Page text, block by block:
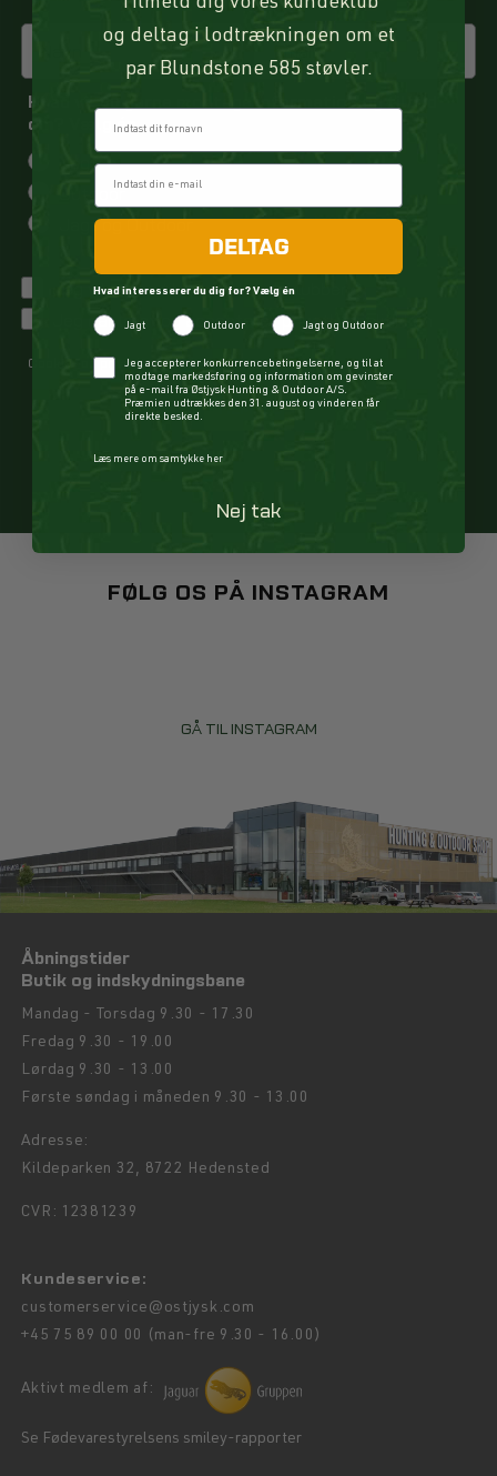
Hvad vil du gerne modtage information og tilbud
om? Vælg én
Jagt
Outdoor
Jagt og Outdoor
Jeg vil gerne tilmeldes kundeklubben
Jeg har læst og accepteret privatlivspolitikken
Cookie- og privatlivspolitik
TILMELD
FØLG OS PÅ INSTAGRAM
GÅ TIL INSTAGRAM
Åbningstider
Butik og indskydningsbane
Mandag - Torsdag 9.30 - 17.30
Fredag 9.30 - 19.00
Lørdag 9.30 - 13.00
Første søndag i måneden 9.30 - 13.00
Adresse:
Kildeparken 32, 8722 Hedensted
CVR: 12381239
Kundeservice:
customerservice@ostjysk.com
+45 75 89 00 00 (man-fre 9.30 - 16.00)
Aktivt medlem af:
Se Fødevarestyrelsens smiley-rapporter
og deltag i lodtrækningen om et
par Blundstone 585 støvler.
Fornavn
DELTAG
Hvad interesserer du dig for? Vælg én
Jagt Outdoor Jagt og Outdoor
CheckboxJeg accepterer konkurrencebetingelserne, og til at
modtage markedsføring og information om gevinster
på e-mail fra Østjysk Hunting & Outdoor A/S.
Præmien udtrækkes den 31. august og vinderen får
direkte besked.
Læs mere om samtykke her
Nej tak